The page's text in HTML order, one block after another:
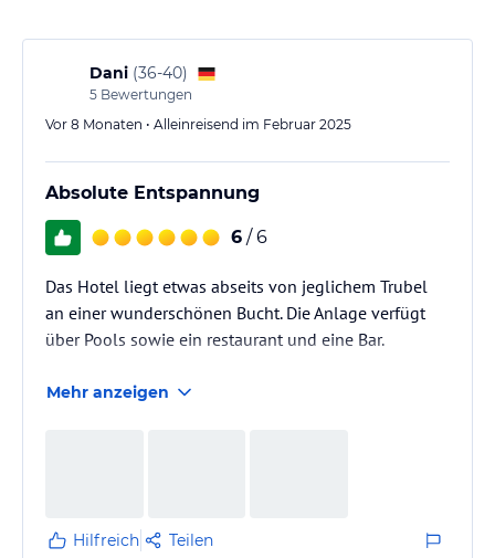
Dani (36-40)
5 Bewertungen
Vor 8 Monaten • Alleinreisend im Februar 2025
Absolute Entspannung
6 / 6
Das Hotel liegt etwas abseits von jeglichem Trubel
an einer wunderschönen Bucht. Die Anlage verfügt
über Pools sowie ein restaurant und eine Bar.
Mehr anzeigen
Hilfreich Teilen